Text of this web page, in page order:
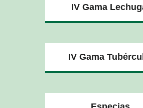
IV Gama
IV Gama